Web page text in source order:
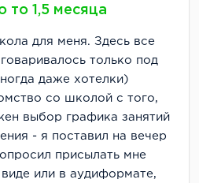
то 1,5 месяца
для меня. Здесь все
только под
даже хотелки)
со школой с того,
выбор графика занятий
- я поставил на вечер
присылать мне
или в аудиформате,